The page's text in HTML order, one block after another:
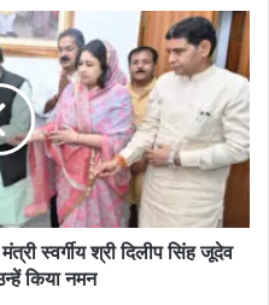
स्वर्गीय श्री दिलीप सिंह जूदेव
किया नमन